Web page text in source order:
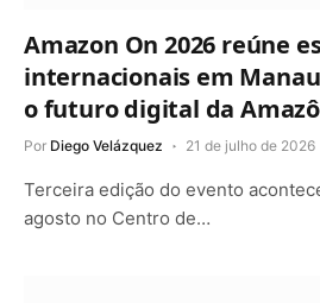
Amazon On 2026 reúne
internacionais em
o futuro digital da
Por Diego Velázquez 21 de julho de 2026
Terceira edição do evento
agosto no Centro de…